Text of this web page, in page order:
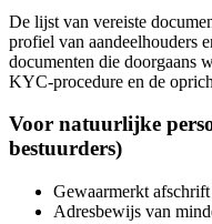
De lijst van vereiste
profiel van aandeelhouders
documenten die doorgaans
KYC-procedure en de
Voor natuurlijke
bestuurders)
Gewaarmerkt
Adresbewijs van